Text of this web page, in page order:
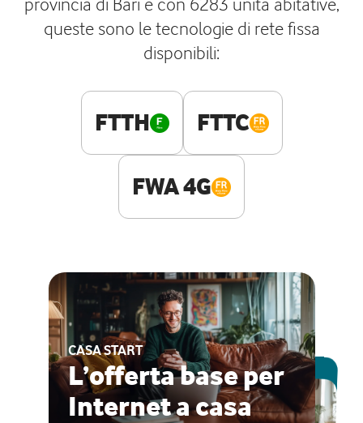
queste sono le tecnologie di rete fissa
disponibili:
FTTH FTTC
FWA 4G
CASA START
L’offerta base per
Internet a casa
ESCLUSIVA ONLINE